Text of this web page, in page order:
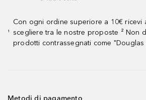
¹
Con ogni ordine superiore a 10€ ricevi
scegliere tra le nostre proposte ² Non
prodotti contrassegnati come "Douglas
Metodi di pagamento